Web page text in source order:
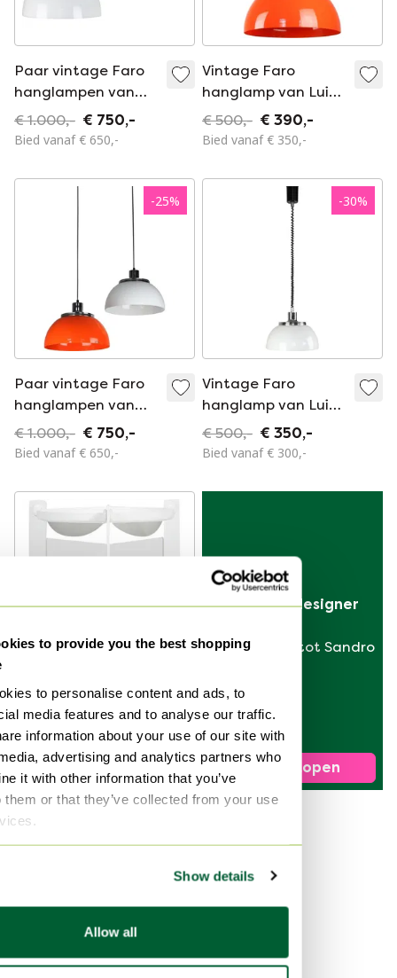
to provide you the best shopping
to personalise content and ads, to
media features and to analyse our traffic.
information about your use of our site with
advertising and analytics partners who
it with other information that you’ve
them or that they’ve collected from your use
Show details
Allow all
Paar vintage Faro
hanglampen van
Luigi Massoni van
Guzzini, jaren 1960
€ 1.000,- € 750,-
Bied vanaf € 650,-
Vintage Faro
hanglamp van Luigi
Massoni van
Guzzini, jaren 1960
€ 500,- € 390,-
Bied vanaf € 350,-
-25%
Paar vintage Faro
hanglampen van
Luigi Massoni van
Guzzini, jaren 1960
€ 1.000,- € 750,-
Bied vanaf € 650,-
-30%
Vintage Faro
hanglamp van Luigi
Massoni van
Guzzini, jaren 1960
€ 500,- € 350,-
Bied vanaf € 300,-
Vintage kunststof
trolley met 2
afneembare
plateaus van Luigi
Massoni voor
Guzzini, 1970
€ 1.095,-
Bied vanaf € 985,50
Verkoop je designer
van Hermès tot Sandro
Nu verkopen